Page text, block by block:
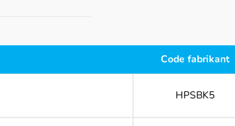
Code fabrikant
HPSBK5